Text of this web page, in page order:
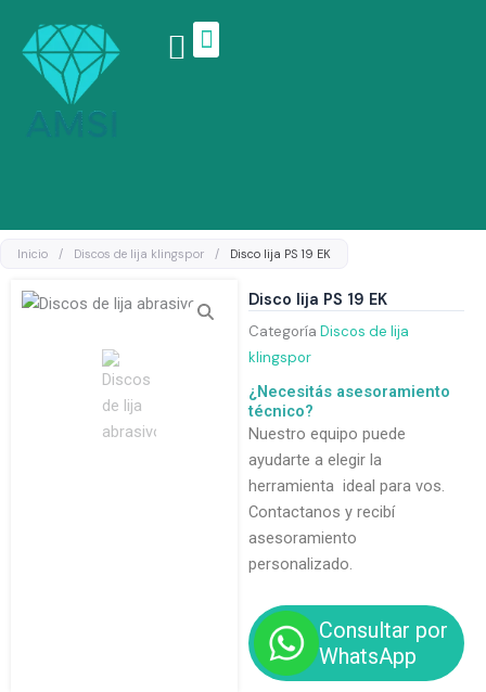
contenido
Inicio / Discos de lija klingspor / Disco lija PS 19 EK
Disco lija PS 19 EK
Categoría Discos de lija
klingspor
¿Necesitás asesoramiento
técnico?
Nuestro equipo puede
ayudarte a elegir la
herramienta ideal para vos.
Contactanos y recibí
asesoramiento
personalizado.
Consultar por
WhatsApp